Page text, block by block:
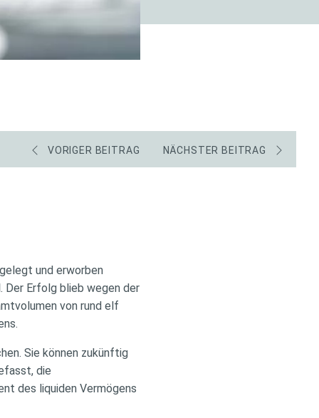
VORIGER BEITRAG NÄCHSTER BEITRAG
und erworben
Erfolg blieb wegen der
von rund elf
Sie können zukünftig
die
des liquiden Vermögens